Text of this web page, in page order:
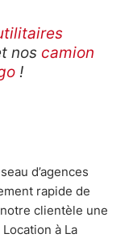
nos camion
!
d’agences
rapide de
clientèle une
à La